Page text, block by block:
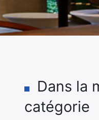
Dans la
catégorie